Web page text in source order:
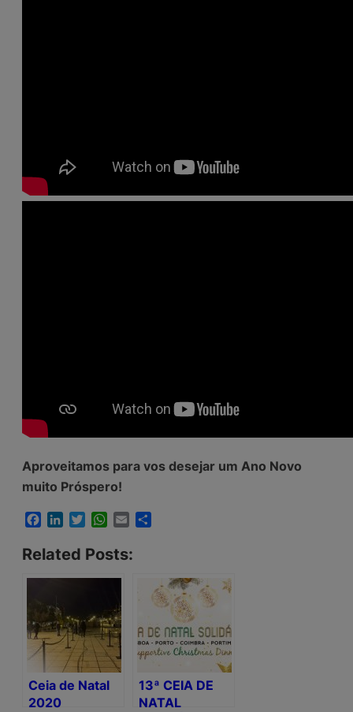
Aproveitamos para vos desejar um Ano Novo
muito Próspero!
Facebook
LinkedInTwitterWhatsApp
Email
Related Posts:
Ceia de Natal
2020
13ª CEIA DE
NATAL